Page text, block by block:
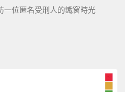
一位匿名受刑人的鐵窗時光